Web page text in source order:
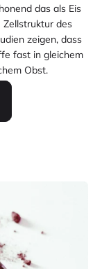
das als Eis
des
zeigen, dass
fast in gleichem
Obst.